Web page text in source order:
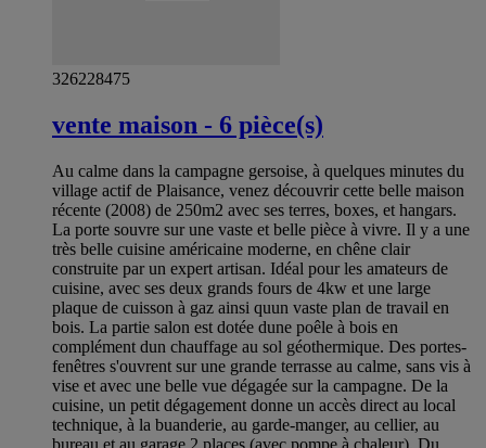
326228475
vente maison - 6 pièce(s)
Au calme dans la campagne gersoise, à quelques minutes du
village actif de Plaisance, venez découvrir cette belle maison
récente (2008) de 250m2 avec ses terres, boxes, et hangars.
La porte souvre sur une vaste et belle pièce à vivre. Il y a une
très belle cuisine américaine moderne, en chêne clair
construite par un expert artisan. Idéal pour les amateurs de
cuisine, avec ses deux grands fours de 4kw et une large
plaque de cuisson à gaz ainsi quun vaste plan de travail en
bois. La partie salon est dotée dune poêle à bois en
complément dun chauffage au sol géothermique. Des portes-
fenêtres s'ouvrent sur une grande terrasse au calme, sans vis à
vise et avec une belle vue dégagée sur la campagne. De la
cuisine, un petit dégagement donne un accès direct au local
technique, à la buanderie, au garde-manger, au cellier, au
bureau et au garage 2 places (avec pompe à chaleur). Du